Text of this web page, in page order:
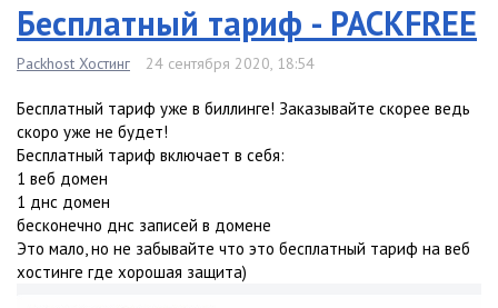
Бесплатный тариф - PACKFREE
Packhost Хостинг 24 сентября 2020, 18:54
Бесплатный тариф уже в биллинге! Заказывайте скорее ведь
скоро уже не будет!
Бесплатный тариф включает в себя:
1 веб домен
1 днс домен
бесконечно днс записей в домене
Это мало, но не забывайте что это бесплатный тариф на веб
хостинге где хорошая защита)